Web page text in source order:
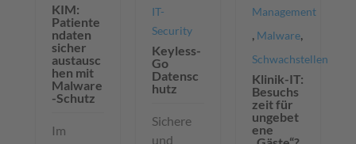
KIM:
Patiente
ndaten
sicher
austausc
hen mit
Malware
-Schutz
Im
IT-
Security
Keyless-
Go
Datensc
hutz
Sichere
und
Management
Malware
Schwachstellen
Klinik-IT:
Besuchs
zeit für
ungebet
ene